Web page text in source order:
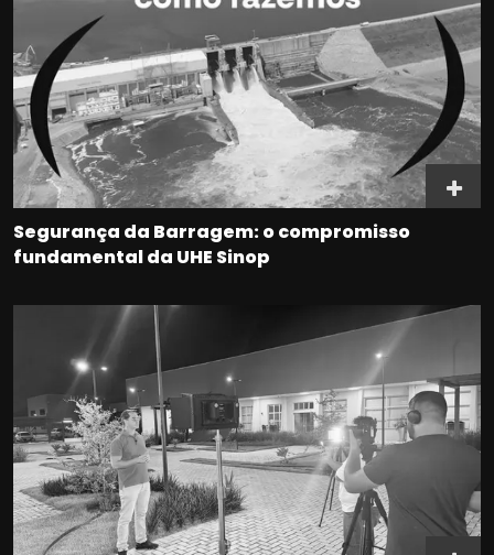
Segurança da Barragem: o compromisso
fundamental da UHE Sinop